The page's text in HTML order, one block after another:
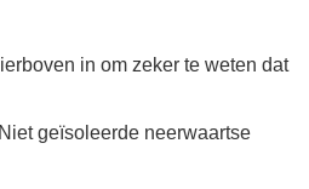
in om zeker te weten dat
geïsoleerde neerwaartse